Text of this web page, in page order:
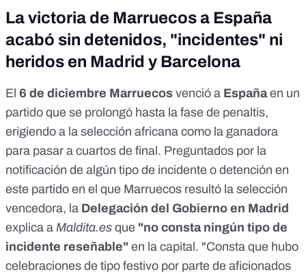
La victoria de Marruecos a España
acabó sin detenidos, "incidentes" ni
heridos en Madrid y Barcelona
El 6 de diciembre Marruecos venció a Españaen un
partido que se prolongó hasta la fase de penaltis,
erigiendo a la selección africana como la ganadora
para pasar a cuartos de final. Preguntados por la
notificación de algún tipo de incidente o detención en
este partido en el que Marruecos resultó la selección
vencedora, la Delegación del Gobierno en Madrid
explica a Maldita.es que "no consta ningún tipo de
incidente reseñable" en la capital. "Consta que hubo
celebraciones de tipo festivo por parte de aficionados